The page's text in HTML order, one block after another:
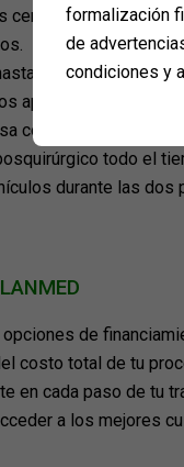
cerca del cuerpo las
que el doctor lo
apósitos; deben
con la cabeza
todo el
durante las
opciones de
costo total de tu
en cada paso de tu
a los mejores
formalización
de
condiciones y